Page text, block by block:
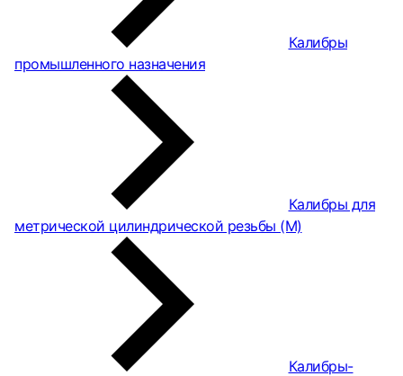
Калибры
промышленного назначения
Калибры для
метрической цилиндрической резьбы (М)
Калибры-